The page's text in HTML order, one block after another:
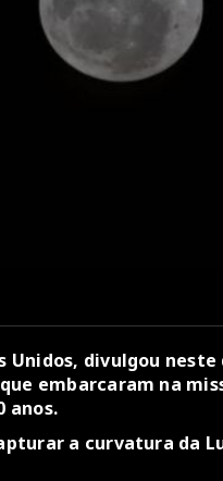
Unidos, divulgou
embarcaram na
anos.
a curvatura da